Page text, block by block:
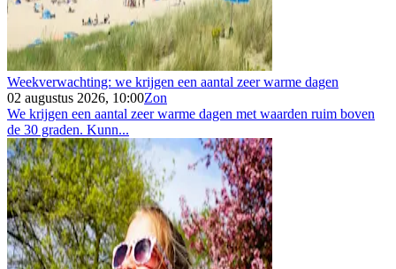
Weekverwachting: we krijgen een aantal zeer warme dagen
02 augustus 2026, 10:00Zon
We krijgen een aantal zeer warme dagen met waarden ruim boven
de 30 graden. Kunn...